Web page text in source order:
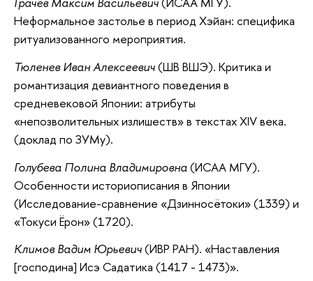
Неформальное застолье в период Хэйан: специфика
ритуализованного мероприятия.
Тюленев Иван Алексеевич(ШВ ВШЭ). Критика и
романтизация девиантного поведения в
средневековой Японии: атрибуты
«непозволительных излишеств» в текстах XIV века.
(доклад по ЗУМу).
Голубева Полина Владимировна(ИСАА МГУ).
Особенности историописания в Японии
(Исследование-сравнение «Дзинносётоки» (1339) и
«Токуси Ёрон» (1720).
Климов Вадим Юрьевич(ИВР РАН). «Наставления
[господина] Исэ Садатика (1417 - 1473)».